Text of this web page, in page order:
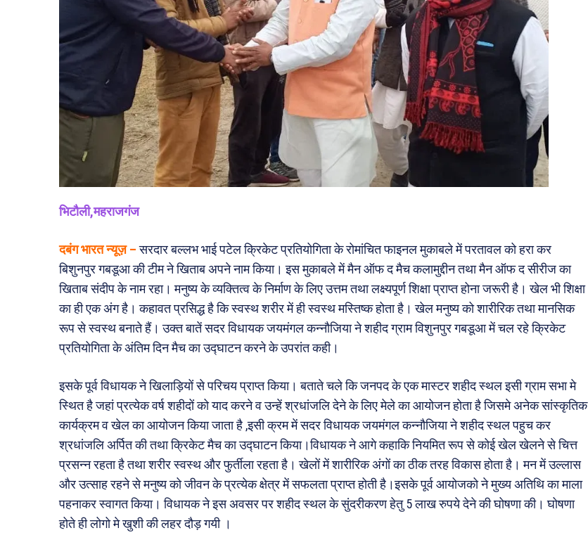
भिटौली,महराजगंज
दबंग भारत न्यूज़ –सरदार बल्लभ भाई पटेल क्रिकेट प्रतियोगिता के रोमांचित फाइनल मुकाबले में परतावल को हरा कर
बिशुनपुर गबडूआ की टीम ने खिताब अपने नाम किया। इस मुकाबले में मैन ऑफ द मैच कलामुद्दीन तथा मैन ऑफ द सीरीज का
खिताब संदीप के नाम रहा। मनुष्य के व्यक्तित्व के निर्माण के लिए उत्तम तथा लक्ष्यपूर्ण शिक्षा प्राप्त होना जरूरी है। खेल भी शिक्षा
का ही एक अंग है। कहावत प्रसिद्ध है कि स्वस्थ शरीर में ही स्वस्थ मस्तिष्क होता है। खेल मनुष्य को शारीरिक तथा मानसिक
रूप से स्वस्थ बनाते हैं। उक्त बातें सदर विधायक जयमंगल कन्नौजिया ने शहीद ग्राम विशुनपुर गबडूआ में चल रहे क्रिकेट
प्रतियोगिता के अंतिम दिन मैच का उद्घाटन करने के उपरांत कही।
इसके पूर्व विधायक ने खिलाड़ियों से परिचय प्राप्त किया। बताते चले कि जनपद के एक मास्टर शहीद स्थल इसी ग्राम सभा मे
स्थित है जहां प्रत्येक वर्ष शहीदों को याद करने व उन्हें श्रधांजलि देने के लिए मेले का आयोजन होता है जिसमे अनेक सांस्कृतिक
कार्यक्रम व खेल का आयोजन किया जाता है ,इसी क्रम में सदर विधायक जयमंगल कन्नौजिया ने शहीद स्थल पहुच कर
श्रधांजलि अर्पित की तथा क्रिकेट मैच का उद्घाटन किया।विधायक ने आगे कहाकि नियमित रूप से कोई खेल खेलने से चित्त
प्रसन्न रहता है तथा शरीर स्वस्थ और फुर्तीला रहता है। खेलों में शारीरिक अंगों का ठीक तरह विकास होता है। मन में उल्लास
और उत्साह रहने से मनुष्य को जीवन के प्रत्येक क्षेत्र में सफलता प्राप्त होती है।इसके पूर्व आयोजको ने मुख्य अतिथि का माला
पहनाकर स्वागत किया। विधायक ने इस अवसर पर शहीद स्थल के सुंदरीकरण हेतु 5 लाख रुपये देने की घोषणा की। घोषणा
होते ही लोगो मे खुशी की लहर दौड़ गयी ।